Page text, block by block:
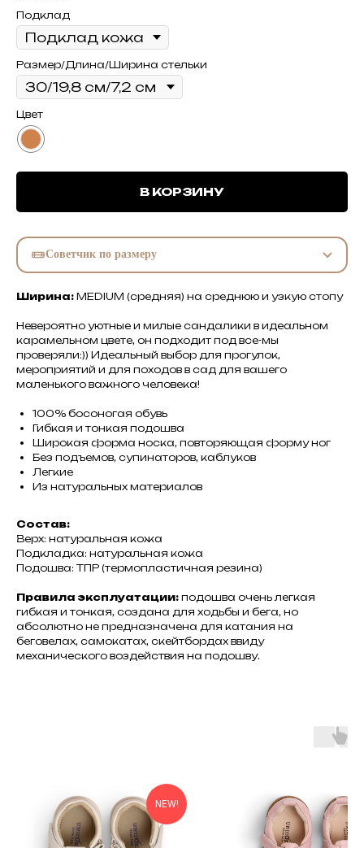
Подклад
Размер/Длина/Ширина стельки
Цвет
В КОРЗИНУ
Советчик по размеру
Ширина: MEDIUM (средняя) на среднюю и узкую стопу
Невероятно уютные и милые сандалики в идеальном
карамельном цвете, он подходит под все-мы
проверяли:)) Идеальный выбор для прогулок,
мероприятий и для походов в сад для вашего
маленького важного человека!
100% босоногая обувь
Гибкая и тонкая подошва
Широкая форма носка, повторяющая форму ног
Без подъемов, супинаторов, каблуков
Легкие
Из натуральных материалов
Состав:
Верх: натуральная кожа
Подкладка: натуральная кожа
Подошва: ТПР (термопластичная резина)
Правила эксплуатации: подошва очень легкая
гибкая и тонкая, создана для ходьбы и бега, но
абсолютно не предназначена для катания на
беговелах, самокатах, скейтбордах ввиду
механического воздействия на подошву.
NEW!